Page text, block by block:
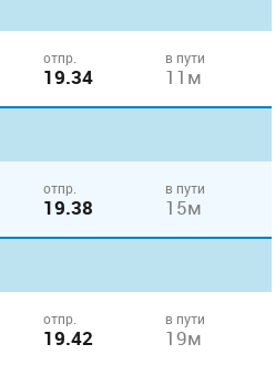
отпр.
19.34
в пути
11м
отпр.
19.38
в пути
15м
отпр.
19.42
в пути
19м